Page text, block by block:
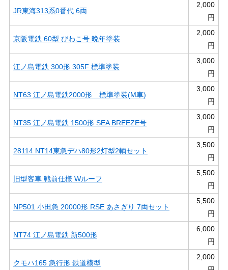
JR東海313系0番代 6両
2,000
円
京阪電鉄 60型 びわこ号 晩年塗装
2,000
円
江ノ島電鉄 300形 305F 標準塗装
3,000
円
NT63 江ノ島電鉄2000形 標準塗装(M車)
3,000
円
NT35 江ノ島電鉄 1500形 SEA BREEZE号
3,000
円
28114 NT14東急デハ80形2灯型2輌セット
3,500
円
旧型客車 戦前仕様 Wルーフ
5,500
円
NP501 小田急 20000形 RSE あさぎり 7両セット
5,500
円
NT74 江ノ島電鉄 新500形
6,000
円
クモハ165 急行形 鉄道模型
2,000